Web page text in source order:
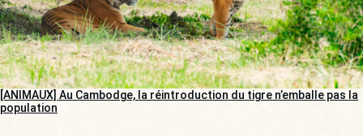
[ANIMAUX] Au Cambodge, la réintroduction du tigre n’emballe pas la
population